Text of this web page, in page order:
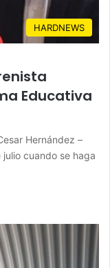
HARDNEWS
Educativa
Hernández –
cuando se haga